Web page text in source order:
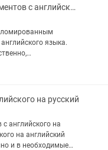
Перевод документов с английского языка на русский
языка.
сложности. В том
на русский
с английского на
на английский
и в необходимые